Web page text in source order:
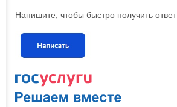
Напишите, чтобы быстро получить ответ